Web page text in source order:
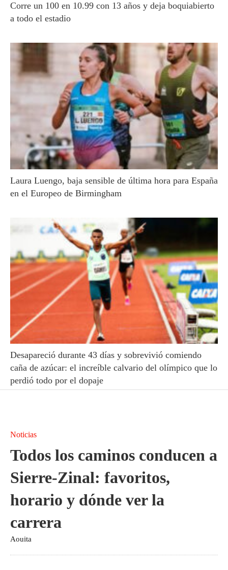
Corre un 100 en 10.99 con 13 años y deja boquiabierto
a todo el estadio
Laura Luengo, baja sensible de última hora para España
en el Europeo de Birmingham
Desapareció durante 43 días y sobrevivió comiendo
caña de azúcar: el increíble calvario del olímpico que lo
perdió todo por el dopaje